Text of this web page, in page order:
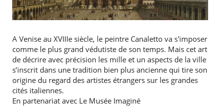
A Venise au XVIIIe siècle, le peintre Canaletto va s'imposer
comme le plus grand védutiste de son temps. Mais cet art
de décrire avec précision les mille et un aspects de la ville
s’inscrit dans une tradition bien plus ancienne qui tire son
origine du regard des artistes étrangers sur les grandes
cités italiennes.
En partenariat avec Le Musée Imaginé